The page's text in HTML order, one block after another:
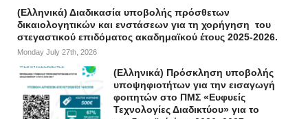
(Ελληνικά) Διαδικασία υποβολής πρόσθετων
δικαιολογητικών και ενστάσεων για τη χορήγηση του
στεγαστικού επιδόματος ακαδημαϊκού έτους 2025-2026.
Monday July 27th, 2026
(Ελληνικά) Πρόσκληση υποβολής
υποψηφιοτήτων για την εισαγωγή
φοιτητών στο ΠΜΣ «Ευφυείς
Τεχνολογίες Διαδικτύου» για το